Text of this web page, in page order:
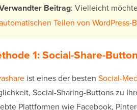
Beitrag: Vielleicht
Teilen von
1: Social-Share-
ist eines der besten Social-
Social-Sharing-Buttons zu
Plattformen wie Facebook,